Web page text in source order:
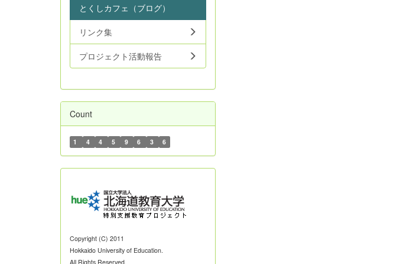
とくしカフェ（ブログ）
リンク集
プロジェクト活動報告
Count
1 4 4 5 9 6 3 6
Copyright (C) 2011
Hokkaido University of Education.
All Rights Reserved.